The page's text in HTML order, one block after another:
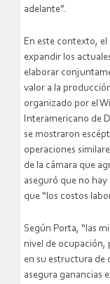
adelante”.
En este contexto,
expandir los
elaborar
valor a la
organizado por el
Interamericano de
se mostraron
operaciones
de la cámara que
aseguró que no
que “los costos
Según Porta, “las
nivel de ocupación,
en su estructura de
asegura ganancias